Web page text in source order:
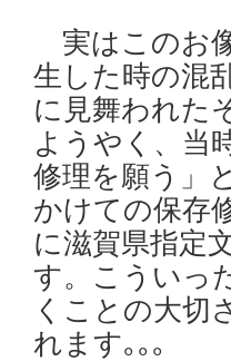
実はこのお
生した時の混
に見舞われた
ようやく、当
修理を願う」
かけての保存
に滋賀県指定
す。こういっ
くことの大切
れます｡｡｡